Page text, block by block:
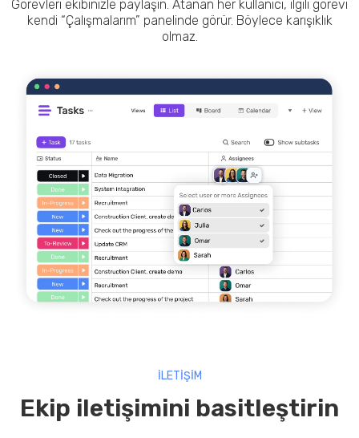
Görevleri ekibinizle paylaşın. Atanan her kullanıcı, ilgili görevi
kendi “Çalışmalarım” panelinde görür. Böylece karışıklık
olmaz.
İLETİŞİM
Ekip iletişimini basitleştirin